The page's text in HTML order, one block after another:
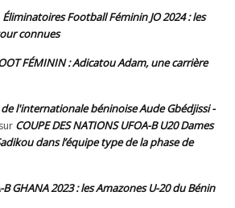
Éliminatoires Football Féminin JO 2024 : les
connues
FÉMININ : Adicatou Adam, une carrière
de l'internationale béninoise Aude Gbédjissi -
sur COUPE DES NATIONS UFOA-B U20 Dames
dans l’équipe type de la phase de
B GHANA 2023 : les Amazones U-20 du Bénin